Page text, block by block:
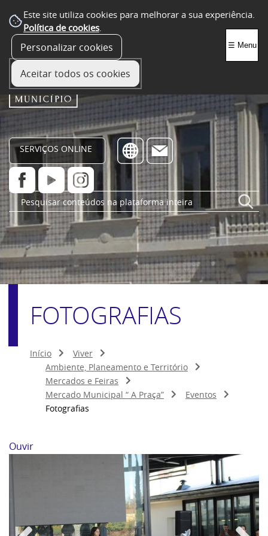
Este site utiliza cookies para melhorar a sua experiência.
Política de cookies.
Personalizar cookies
Aceitar todos os cookies
SERVIÇOS ONLINE
☰ Menu
FOTOGRAFIAS
Início
Viver
Ambiente, Planeamento e Território
Mercados e Feiras
Mercado Municipal “ A Praça”
Eventos
Fotografias
Ouvir